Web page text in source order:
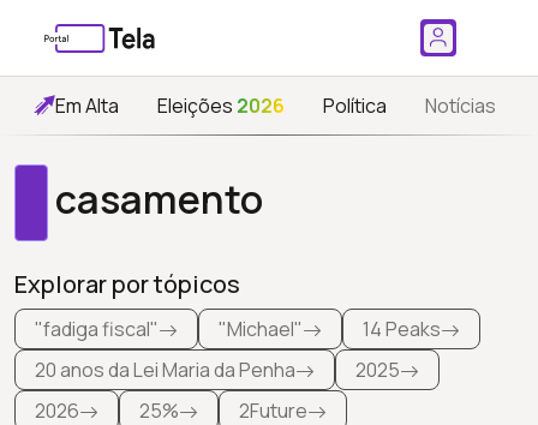
Em Alta Eleições 2026 Política Notícias
casamento
Explorar por tópicos
"fadiga fiscal" "Michael"
14 Peaks
20 anos da Lei Maria da Penha
2025
2026
25% 2Future